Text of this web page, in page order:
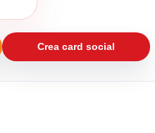
Crea card social